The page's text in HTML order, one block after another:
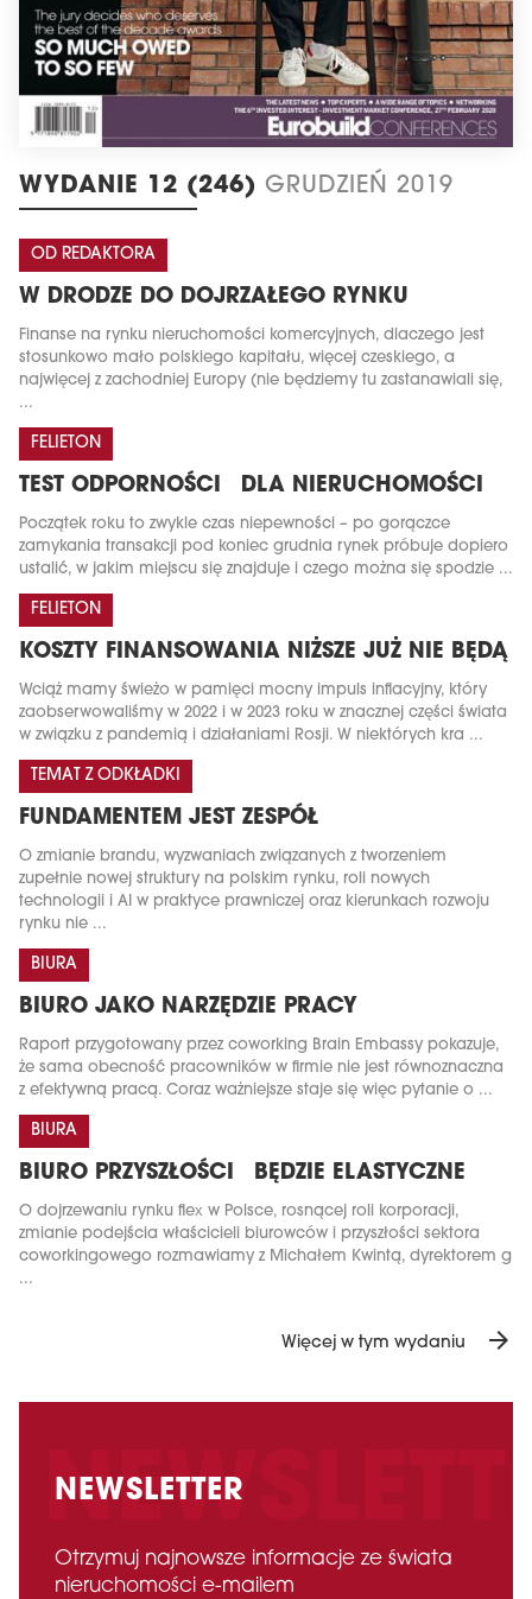
WYDANIE 12 (246) GRUDZIEŃ 2019
OD REDAKTORA
W DRODZE DO DOJRZAŁEGO RYNKU
Finanse na rynku nieruchomości komercyjnych, dlaczego jest
stosunkowo mało polskiego kapitału, więcej czeskiego, a
najwięcej z zachodniej Europy (nie będziemy tu zastanawiali się,
...
FELIETON
TEST ODPORNOŚCI DLA NIERUCHOMOŚCI
Początek roku to zwykle czas niepewności – po gorączce
zamykania transakcji pod koniec grudnia rynek próbuje dopiero
ustalić, w jakim miejscu się znajduje i czego można się spodzie ...
FELIETON
KOSZTY FINANSOWANIA NIŻSZE JUŻ NIE BĘDĄ
Wciąż mamy świeżo w pamięci mocny impuls inflacyjny, który
zaobserwowaliśmy w 2022 i w 2023 roku w znacznej części świata
w związku z pandemią i działaniami Rosji. W niektórych kra ...
TEMAT Z ODKŁADKI
FUNDAMENTEM JEST ZESPÓŁ
O zmianie brandu, wyzwaniach związanych z tworzeniem
zupełnie nowej struktury na polskim rynku, roli nowych
technologii i AI w praktyce prawniczej oraz kierunkach rozwoju
rynku nie ...
BIURA
BIURO JAKO NARZĘDZIE PRACY
Raport przygotowany przez coworking Brain Embassy pokazuje,
że sama obecność pracowników w firmie nie jest równoznaczna
z efektywną pracą. Coraz ważniejsze staje się więc pytanie o ...
BIURA
BIURO PRZYSZŁOŚCI BĘDZIE ELASTYCZNE
O dojrzewaniu rynku flex w Polsce, rosnącej roli korporacji,
zmianie podejścia właścicieli biurowców i przyszłości sektora
coworkingowego rozmawiamy z Michałem Kwintą, dyrektorem g
...
Więcej w tym wydaniu arrow_forward
NEWSLETTER
Otrzymuj najnowsze informacje ze świata
nieruchomości e-mailem